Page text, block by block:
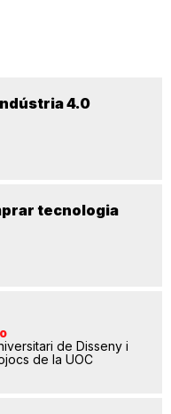
4.0
tecnologia
de Disseny i
de la UOC